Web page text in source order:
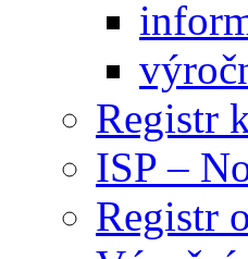
Registr
ISP –
Registr